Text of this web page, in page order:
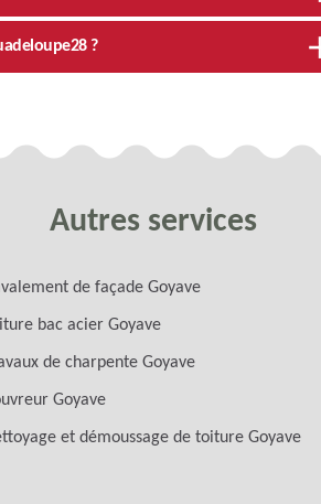
?
Autres services
de façade Goyave
bac acier Goyave
de charpente Goyave
Goyave
et démoussage de toiture Goyave